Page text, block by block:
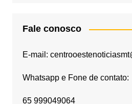
Fale conosco
E-mail:
Whatsapp e Fone de contato:
65 999049064